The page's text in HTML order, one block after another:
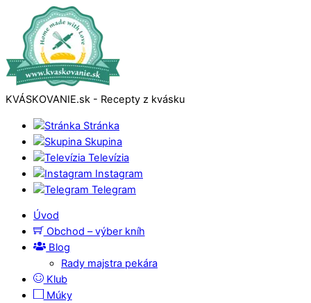
KVÁSKOVANIE.sk - Recepty z kvásku
Stránka
Skupina
Televízia
Instagram
Telegram
Úvod
Obchod – výber kníh
Blog
Rady majstra pekára
Klub
Múky